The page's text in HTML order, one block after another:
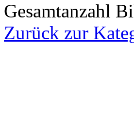
Gesamtanzahl
Zurück zur